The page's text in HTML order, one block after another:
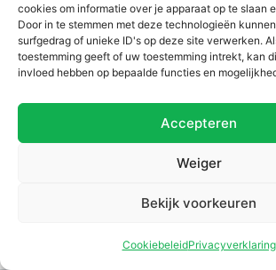
cookies om informatie over je apparaat op te slaan
Door in te stemmen met deze technologieën
surfgedrag of unieke ID's op deze site verwerken.
toestemming geeft of uw toestemming intrekt, kan
invloed hebben op bepaalde functies en
Accepteren
Weiger
Bekijk voorkeuren
CookiebeleidPrivacyverklaring